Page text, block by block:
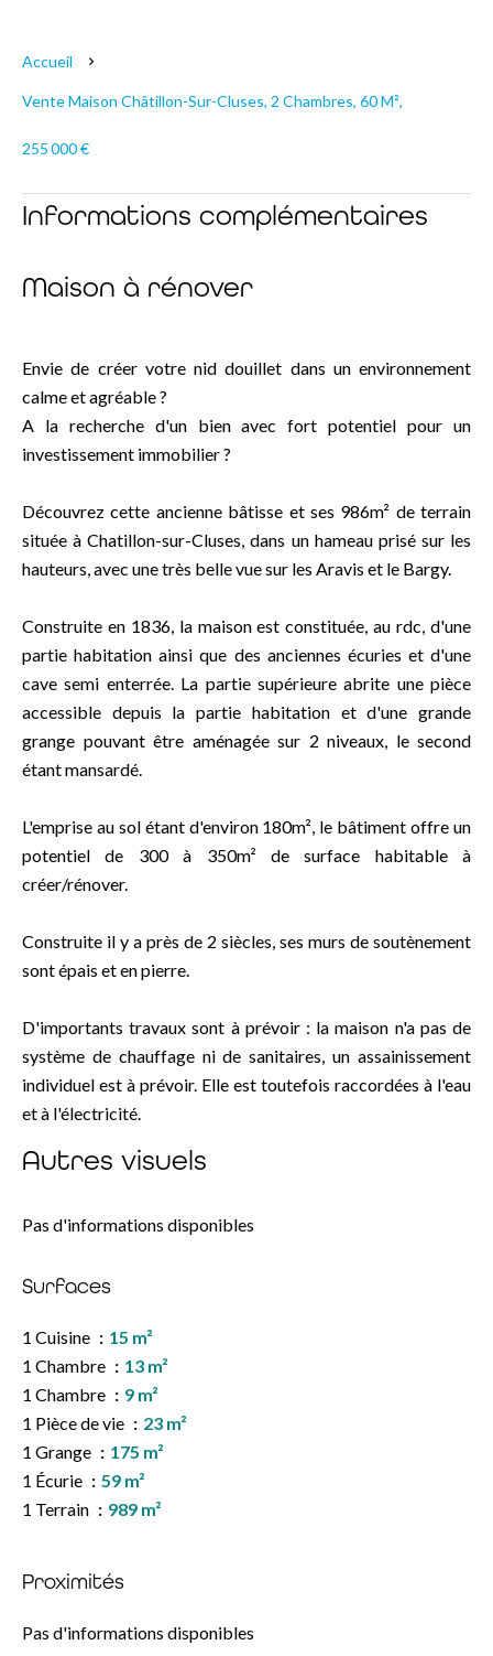
Accueil
Vente Maison Châtillon-Sur-Cluses, 2 Chambres, 60 M²,
255 000 €
Informations complémentaires
Maison à rénover
Envie de créer votre nid douillet dans un environnement
calme et agréable ?
A la recherche d'un bien avec fort potentiel pour un
investissement immobilier ?
Découvrez cette ancienne bâtisse et ses 986m² de terrain
située à Chatillon-sur-Cluses, dans un hameau prisé sur les
hauteurs, avec une très belle vue sur les Aravis et le Bargy.
Construite en 1836, la maison est constituée, au rdc, d'une
partie habitation ainsi que des anciennes écuries et d'une
cave semi enterrée. La partie supérieure abrite une pièce
accessible depuis la partie habitation et d'une grande
grange pouvant être aménagée sur 2 niveaux, le second
étant mansardé.
L'emprise au sol étant d'environ 180m², le bâtiment offre un
potentiel de 300 à 350m² de surface habitable à
créer/rénover.
Construite il y a près de 2 siècles, ses murs de soutènement
sont épais et en pierre.
D'importants travaux sont à prévoir : la maison n'a pas de
système de chauffage ni de sanitaires, un assainissement
individuel est à prévoir. Elle est toutefois raccordées à l'eau
et à l'électricité.
Autres visuels
Pas d'informations disponibles
Surfaces
1 Cuisine
15 m²
1 Chambre
13 m²
1 Chambre
9 m²
1 Pièce de vie
23 m²
1 Grange
175 m²
1 Écurie
59 m²
1 Terrain
989 m²
Proximités
Pas d'informations disponibles